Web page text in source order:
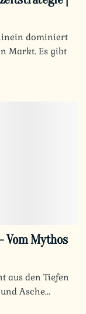
dominiert
Markt. Es gibt
Vom Mythos
aus den Tiefen
Asche...